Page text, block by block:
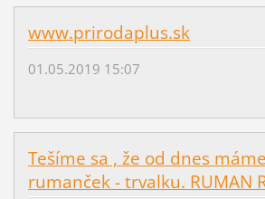
www.prirodaplus.sk
01.05.2019 15:07
Tešíme sa , že od dnes
rumanček - trvalku. RUMAN